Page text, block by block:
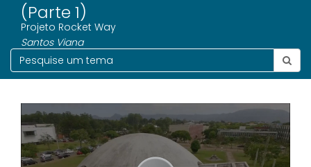
(Parte 1)
Projeto Rocket Way
Santos Viana